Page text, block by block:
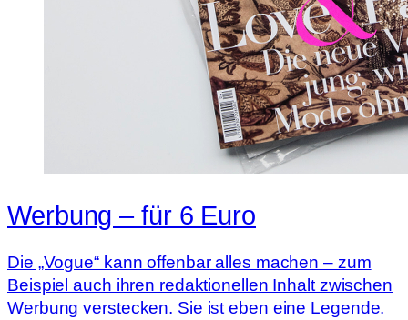
Werbung – für 6 Euro
Die „Vogue“ kann offenbar alles machen – zum
Beispiel auch ihren redaktionellen Inhalt zwischen
Werbung verstecken. Sie ist eben eine Legende.